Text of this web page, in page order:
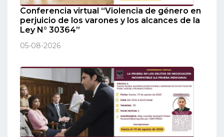
Conferencia virtual “Violencia de género en
perjuicio de los varones y los alcances de la
Ley N° 30364”
05-08-2026